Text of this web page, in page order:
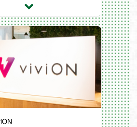
の声を吸い上げ、社内外のキ
を巻き込みながらプロダクト
開発をリードする役割が求め
業スキルに加えPMや事業開
われます。
の広がり
に伴いチームも大きくなって
績次第ではより大きな役割や
ステップアップするチャンス
将来的にマネージャーや事業
たキャリアを自ら切り拓いて
能です。
料
ロジェクトでのディレクショ
管理、品質管理、監修業務
では、現在開発中の新規
で活躍いただける3DCGデザ
ています。
はない新しい体験を私たちと
せんか。
ムを作りたい」とお考えの
挑戦に飛び込んでみたい」と
からのご応募をお待ちしてい
人は、男性向け新規開発プロ
いて、実際にキャラクターモ
っていただきます。